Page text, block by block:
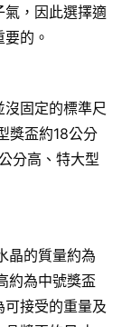
氣，因此選擇適
的。
固定的標準尺
獎盃約18公分
分高、特大型
晶的質量約為
約為中號獎盃
接受的重量及